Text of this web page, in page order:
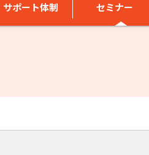
サポート体制 セミナー